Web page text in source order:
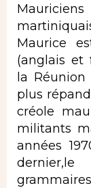
Maurice
(anglais et
la
plus
créole
militants
années